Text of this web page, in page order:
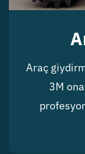
Araç
3M